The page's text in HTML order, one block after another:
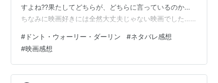
すよね??果たしてどちらが、どちらに言っているのか…
ちなみに映画好きには全然大丈夫じゃない映画でした…
タバレ無し感想 ネタバレ有り感想 まずは概要 原題：
Don't Worry Darling上映時間：122分監督：オリヴィア・
ワイルド脚本：ケイティ・シルバーマン出演者：フロー
レンス・ピュー／ハリー・スタイルズ／クリス・パイン
# ドント・ウォーリー・ダーリン #ネタバレ感想
#映画感想